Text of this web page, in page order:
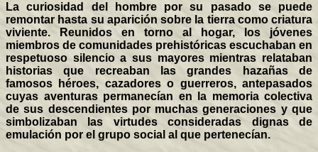
La curiosidad del hombre por su pasado se puede
remontar hasta su aparición sobre la tierra como criatura
viviente. Reunidos en torno al hogar, los jóvenes
miembros de comunidades prehistóricas escuchaban en
respetuoso silencio a sus mayores mientras relataban
historias que recreaban las grandes hazañas de
famosos héroes, cazadores o guerreros, antepasados
cuyas aventuras permanecían en la memoria colectiva
de sus descendientes por muchas generaciones y que
simbolizaban las virtudes consideradas dignas de
emulación por el grupo social al que pertenecían.